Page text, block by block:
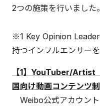
2つの施策を行いました。
※1 Key Opinion
持つインフルエンサーを
【1】YouTuber/Artist
国向け動画コンテンツ
Weibo公式アカウン